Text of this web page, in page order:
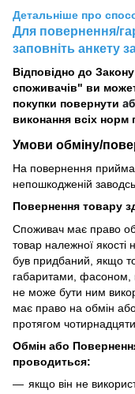
Детальніше про
Для повернення/
заповніть анкету
Відповідно до
споживачів" ви
покупки повернути
виконання всіх
Умови обміну/
На повернення
непошкодженій
Повернення товару
Споживач має право
товар належної якості
був придбаний, якщо
габаритами, фасоном,
не може бути ним
має право на обмін
протягом
Обмін або
проводиться:
якщо він не